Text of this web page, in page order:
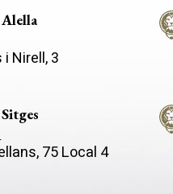
452,79m2 Ocupació: 30%-
Ocupació auxiliar: 5% -
Ocupació total: 352,17m2
mínima: 20ml Altura màxima: 7,5
Nirell, 3
75 Local 4